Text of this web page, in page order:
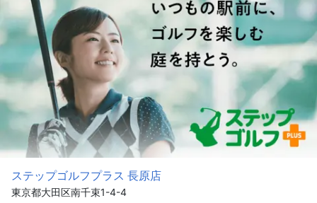
ステップゴルフプラス 長原店
東京都大田区南千束1-4-4